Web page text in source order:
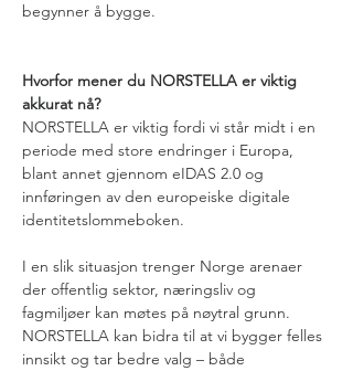
begynner å bygge.
Hvorfor mener du NORSTELLA er viktig
akkurat nå?
NORSTELLA er viktig fordi vi står midt i en
periode med store endringer i Europa,
blant annet gjennom eIDAS 2.0 og
innføringen av den europeiske digitale
identitetslommeboken.
I en slik situasjon trenger Norge arenaer
der offentlig sektor, næringsliv og
fagmiljøer kan møtes på nøytral grunn.
NORSTELLA kan bidra til at vi bygger felles
innsikt og tar bedre valg – både